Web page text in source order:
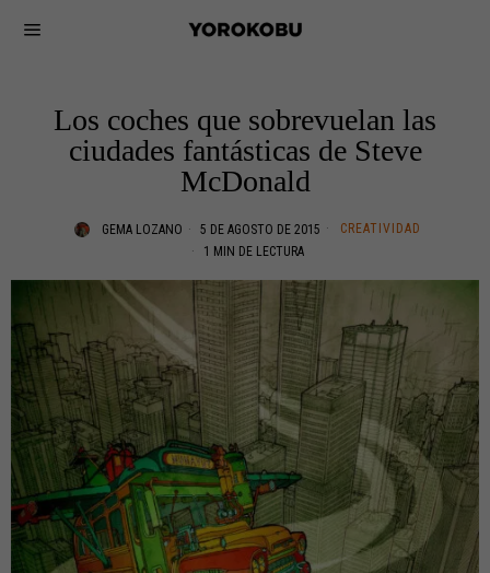
Los coches que sobrevuelan las
ciudades fantásticas de Steve
McDonald
GEMA LOZANO 5 DE AGOSTO DE 2015
CREATIVIDAD
1 MIN DE LECTURA